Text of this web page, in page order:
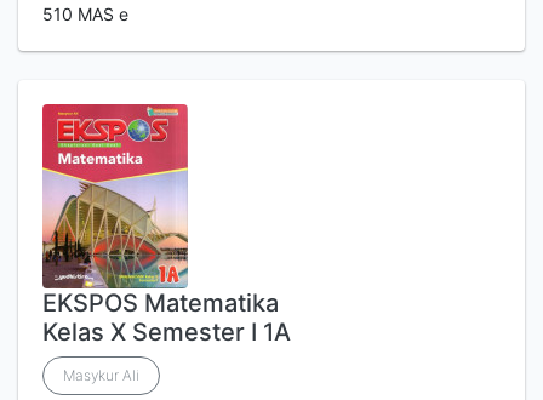
510 MAS e
EKSPOS Matematika
Kelas X Semester I 1A
Masykur Ali